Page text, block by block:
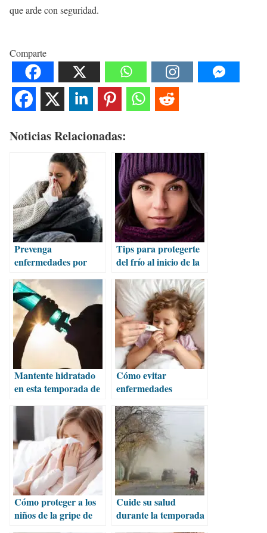
que arde con seguridad.
Comparte
Noticias Relacionadas:
Prevenga
enfermedades por
Tips para protegerte
del frío al inicio de la
Mantente hidratado
en esta temporada de
Cómo evitar
enfermedades
temporada invernal
Cómo proteger a los
niños de la gripe de
Cuide su salud
durante la temporada